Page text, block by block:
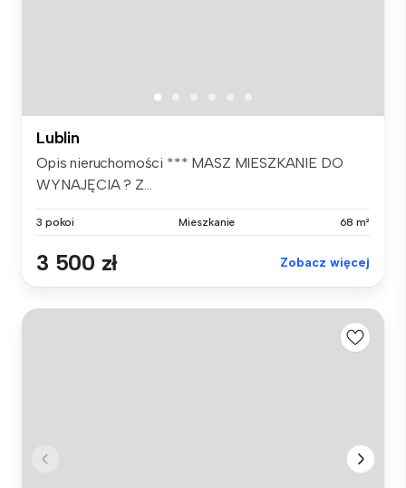
Lublin
Opis nieruchomości *** MASZ MIESZKANIE DO
WYNAJĘCIA ? Z...
3 pokoi Mieszkanie 68 m²
3 500 zł Zobacz więcej